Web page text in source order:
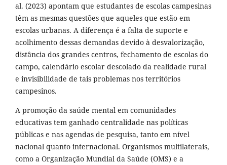
al. (2023) apontam que estudantes de escolas campesinas
têm as mesmas questões que aqueles que estão em
escolas urbanas. A diferença é a falta de suporte e
acolhimento dessas demandas devido à desvalorização,
distância dos grandes centros, fechamento de escolas do
campo, calendário escolar descolado da realidade rural
e invisibilidade de tais problemas nos territórios
campesinos.
A promoção da saúde mental em comunidades
educativas tem ganhado centralidade nas políticas
públicas e nas agendas de pesquisa, tanto em nível
nacional quanto internacional. Organismos multilaterais,
como a Organização Mundial da Saúde (OMS) e a